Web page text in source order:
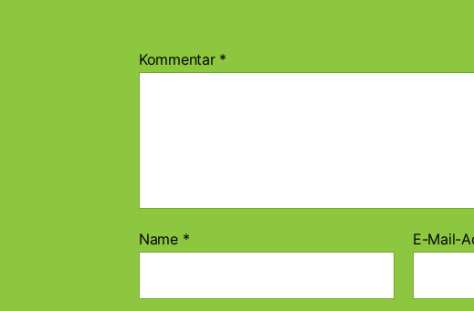
Kommentar *
Name * E-Mail-